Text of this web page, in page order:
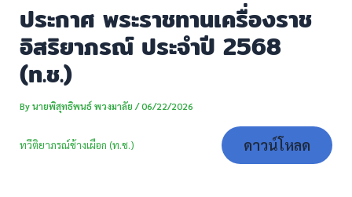
ประกาศ พระราชทานเครื่องราช
อิสริยาภรณ์ ประจำปี 2568
(ท.ช.)
Byนายพิสุทธิพนธ์ พวงมาลัย/06/22/2026
ทวีติยาภรณ์ช้างเผือก (ท.ช.) ดาวน์โหลด